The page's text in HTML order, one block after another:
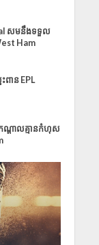
សមនឹងទទួល
Ham
ពាន EPL
កណ្តាលគ្មានកំហុស